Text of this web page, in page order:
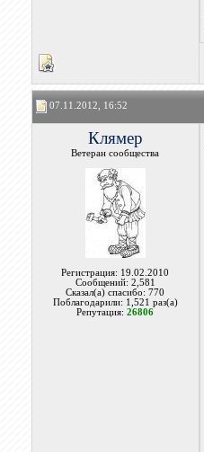
07.11.2012, 16:52
Клямер
Ветеран сообщества
Регистрация: 19.02.2010
Сообщений: 2,581
Сказал(а) спасибо: 770
Поблагодарили: 1,521 раз(а)
Репутация:26806